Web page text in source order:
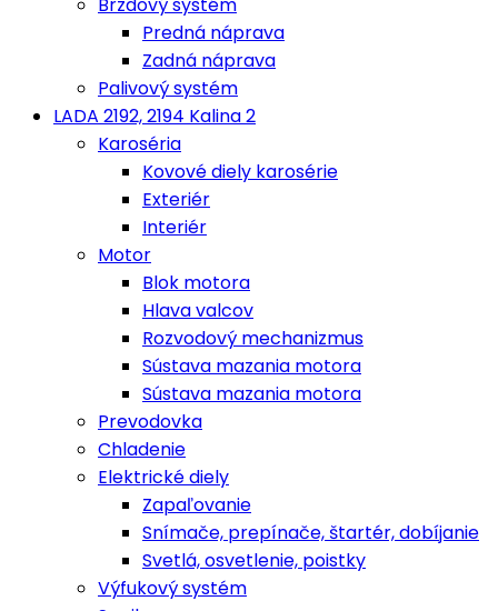
Predná náprava
Zadná náprava
Palivový systém
LADA 2192, 2194 Kalina 2
Karoséria
Kovové diely karosérie
Exteriér
Interiér
Motor
Blok motora
Hlava valcov
Rozvodový mechanizmus
Sústava mazania motora
Sústava mazania motora
Prevodovka
Chladenie
Elektrické diely
Zapaľovanie
Snímače, prepínače, štartér, dobíjanie
Svetlá, osvetlenie, poistky
Výfukový systém